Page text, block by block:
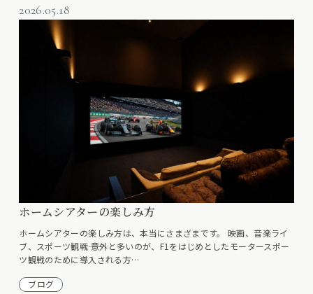
2026.05.18
ホームシアターの楽しみ方
ホームシアターの楽しみ方は、本当にさまざまです。 映画、音楽ライ
ブ、スポーツ観戦―― 意外と多いのが、F1をはじめとしたモータースポー
ツ観戦のために導入される方…
ブログ